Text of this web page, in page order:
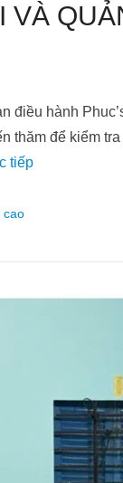
VÀ
điều hành
thăm để kiểm
tiếp
cao